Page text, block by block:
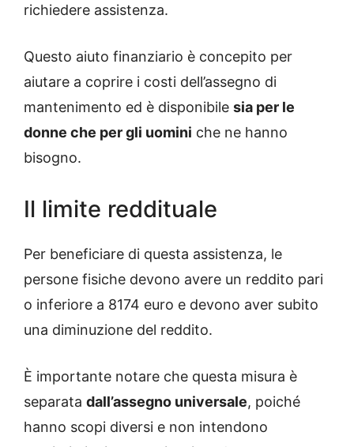
richiedere assistenza.
Questo aiuto finanziario è concepito per
aiutare a coprire i costi dell’assegno di
mantenimento ed è disponibile sia per le
donne che per gli uomini che ne hanno
bisogno.
Il limite reddituale
Per beneficiare di questa assistenza, le
persone fisiche devono avere un reddito pari
o inferiore a 8174 euro e devono aver subito
una diminuzione del reddito.
È importante notare che questa misura è
separata dall’assegno universale, poiché
hanno scopi diversi e non intendono